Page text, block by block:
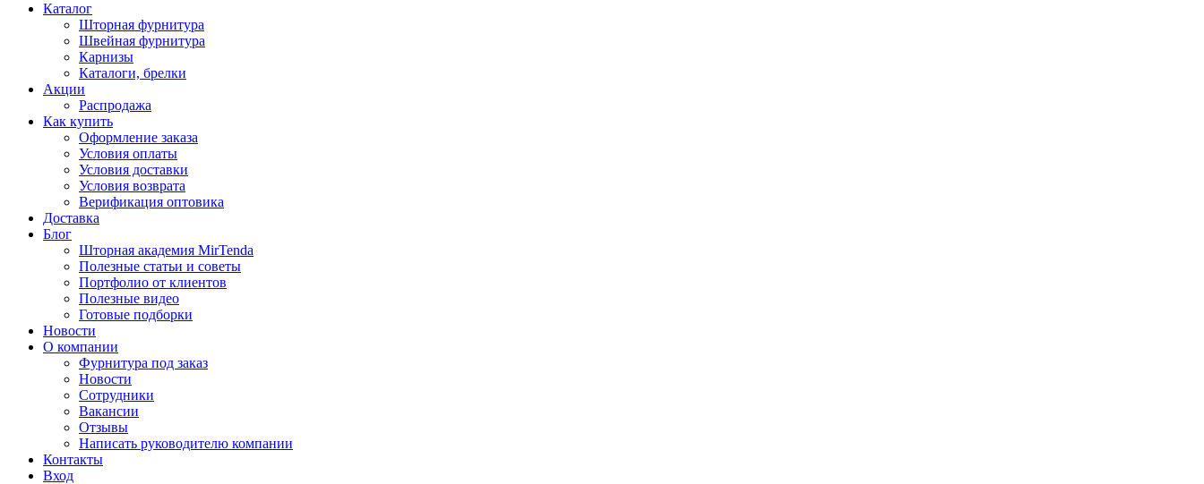
Каталог
Шторная фурнитура
Швейная фурнитура
Карнизы
Каталоги, брелки
Акции
Распродажа
Как купить
Оформление заказа
Условия оплаты
Условия доставки
Условия возврата
Верификация оптовика
Доставка
Блог
Шторная академия MirTenda
Полезные статьи и советы
Портфолио от клиентов
Полезные видео
Готовые подборки
Новости
О компании
Фурнитура под заказ
Новости
Сотрудники
Вакансии
Отзывы
Написать руководителю компании
Контакты
Вход